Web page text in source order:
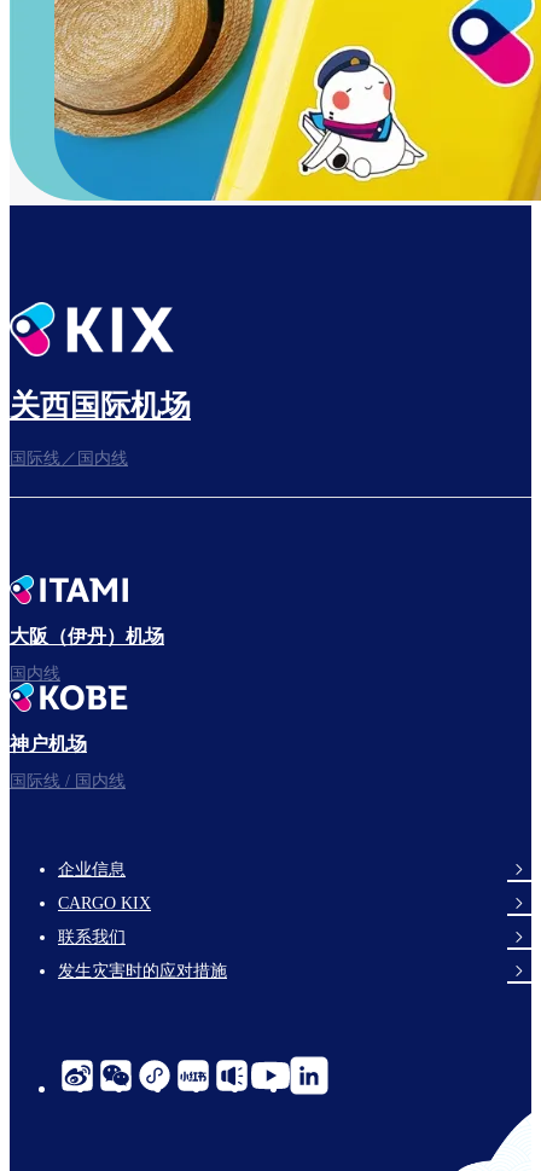
关西国际机场
国际线／国内线
大阪（伊丹）机场
国内线
神户机场
国际线 / 国内线
footer-
links-
en-
企业信息
CARGO KIX
联系我们
发生灾害时的应对措施
social-